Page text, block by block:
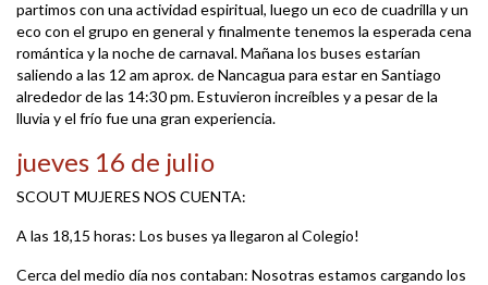
partimos con una actividad espiritual, luego un eco de cuadrilla y un
eco con el grupo en general y finalmente tenemos la esperada cena
romántica y la noche de carnaval. Mañana los buses estarían
saliendo a las 12 am aprox. de Nancagua para estar en Santiago
alrededor de las 14:30 pm. Estuvieron increíbles y a pesar de la
lluvia y el frío fue una gran experiencia.
jueves 16 de julio
SCOUT MUJERES NOS CUENTA:
A las 18,15 horas: Los buses ya llegaron al Colegio!
Cerca del medio día nos contaban: Nosotras estamos cargando los